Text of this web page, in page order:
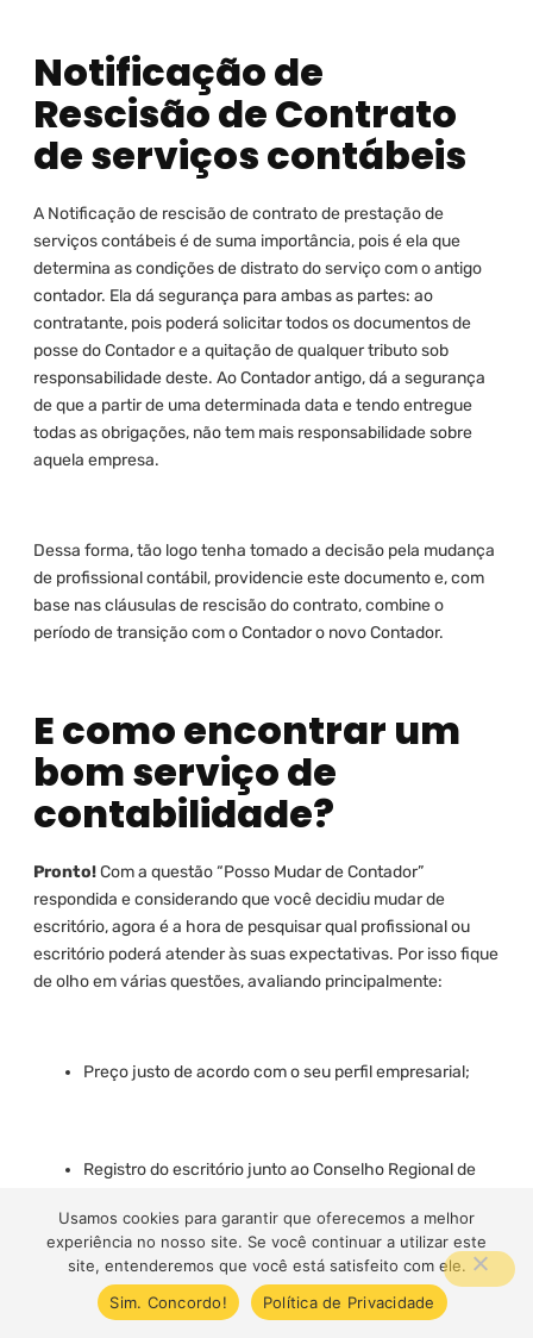
Notificação de
Rescisão de Contrato
de serviços contábeis
A Notificação de rescisão de contrato de prestação de
serviços contábeis é de suma importância, pois é ela que
determina as condições de distrato do serviço com o antigo
contador. Ela dá segurança para ambas as partes: ao
contratante, pois poderá solicitar todos os documentos de
posse do Contador e a quitação de qualquer tributo sob
responsabilidade deste. Ao Contador antigo, dá a segurança
de que a partir de uma determinada data e tendo entregue
todas as obrigações, não tem mais responsabilidade sobre
aquela empresa.
Dessa forma, tão logo tenha tomado a decisão pela mudança
de profissional contábil, providencie este documento e, com
base nas cláusulas de rescisão do contrato, combine o
período de transição com o Contador o novo Contador.
E como encontrar um
bom serviço de
contabilidade?
Pronto!Com a questão “Posso Mudar de Contador”
respondida e considerando que você decidiu mudar de
escritório, agora é a hora de pesquisar qual profissional ou
escritório poderá atender às suas expectativas. Por isso fique
de olho em várias questões, avaliando principalmente:
Preço justo de acordo com o seu perfil empresarial;
Registro do escritório junto ao Conselho Regional de
Serviços e facilidades disponíveis;
Usamos cookies para garantir que oferecemos a melhor
experiência no nosso site. Se você continuar a utilizar este
site, entenderemos que você está satisfeito com ele.
Sim. Concordo!
Política de Privacidade